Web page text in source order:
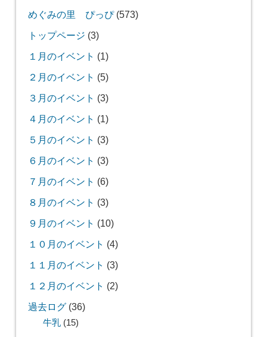
めぐみの里 ぴっぴ(573)
トップページ (3)
１月のイベント (1)
２月のイベント (5)
３月のイベント (3)
４月のイベント (1)
５月のイベント (3)
６月のイベント (3)
７月のイベント (6)
８月のイベント (3)
９月のイベント (10)
１０月のイベント (4)
１１月のイベント (3)
１２月のイベント (2)
過去ログ(36)
牛乳(15)